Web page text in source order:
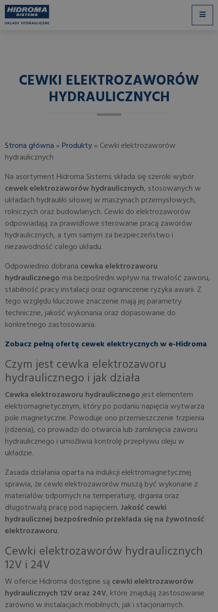
CEWKI ELEKTROZAWORÓW
HYDRAULICZNYCH
Strona główna »Produkty» Cewki elektrozaworów
hydraulicznych
Na asortyment Hidroma Sistems składa się szeroki wybór
cewek elektrozaworów hydraulicznych, stosowanych w
układach hydrauliki siłowej w maszynach przemysłowych,
rolniczych oraz budowlanych. Cewki do elektrozaworów
odpowiadają za prawidłowe sterowanie pracą zaworów
hydraulicznych, a tym samym za bezpieczeństwo i
niezawodność całego układu.
Odpowiednio dobrana cewka elektrozaworu
hydraulicznego ma bezpośredni wpływ na trwałość zaworu,
stabilność pracy instalacji oraz ograniczenie ryzyka awarii. Z
tego względu kluczowe znaczenie mają jej parametry
techniczne, jakość wykonania oraz dopasowanie do
konkretnego zastosowania.
Zobacz pełną ofertę cewek elektrycznych w e-Hidroma
Czym jest cewka elektrozaworu
hydraulicznego i jak działa
Cewka elektrozaworu hydraulicznegojest elementem
elektromagnetycznym, który po podaniu napięcia wytwarza
pole magnetyczne. Powoduje ono przemieszczenie trzpienia
(rdzenia), co prowadzi do otwarcia lub zamknięcia zaworu
hydraulicznego i umożliwia kontrolę przepływu oleju w
układzie.
Zasada działania oparta na indukcji elektromagnetycznej
sprawia, że cewki elektrozaworów muszą być wykonane z
materiałów odpornych na temperaturę, drgania oraz
długotrwałą pracę pod napięciem.Jakość cewki
hydraulicznej bezpośrednio przekłada się na żywotność
elektrozaworu.
Cewki elektrozaworów hydraulicznych
12V i 24V
W ofercie Hidroma dostępne są cewki elektrozaworów
hydraulicznych 12V oraz 24V, które znajdują zastosowanie
zarówno w instalacjach mobilnych, jak i stacjonarnych.